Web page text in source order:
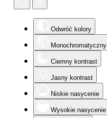
Odwróć kolory
Monochromatyczny
Ciemny kontrast
Jasny kontrast
Niskie nasycenie
Wysokie nasycenie